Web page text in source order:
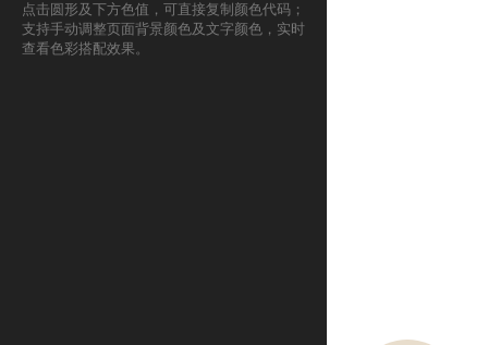
点击圆形及下方色值，可直接复制颜色代码；
支持手动调整页面背景颜色及文字颜色，实时
查看色彩搭配效果。